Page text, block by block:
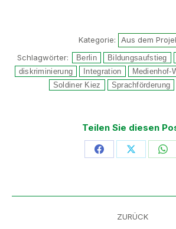
Kategorie:
Aus dem
Schlagwörter:
Berlin Bildungsaufstieg
diskriminierung
Integration Medienhof-
Soldiner Kiez
Sprachförderung
Teilen Sie diesen
Share Share
ZURÜCK